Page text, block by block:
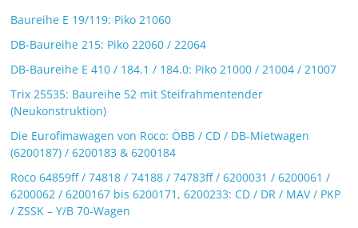
Baureihe E 19/119: Piko 21060
DB-Baureihe 215: Piko 22060 / 22064
DB-Baureihe E 410 / 184.1 / 184.0: Piko 21000 / 21004 / 21007
Trix 25535: Baureihe 52 mit Steifrahmentender
(Neukonstruktion)
Die Eurofimawagen von Roco: ÖBB / CD / DB-Mietwagen
(6200187) / 6200183 & 6200184
Roco 64859ff / 74818 / 74188 / 74783ff / 6200031 / 6200061 /
6200062 / 6200167 bis 6200171, 6200233: CD / DR / MAV / PKP
/ ZSSK – Y/B 70-Wagen